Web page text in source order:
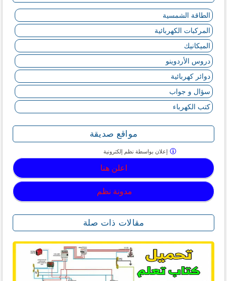
الطاقة الشمسية
المركبات الكهربائية
الميكانيك
دروس الأردوينو
دوائر كهربائية
سؤال و جواب
كتب الكهرباء
مواقع صديقة
اعلن هنا
مدونة نظم
إعلان بواسطة نظم إلكترونية
مقالات ذات صلة